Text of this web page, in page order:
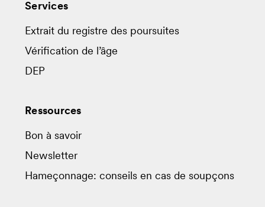
Services
Extrait du registre des poursuites
Vérification de l’âge
DEP
Ressources
Bon à savoir
Newsletter
Hameçonnage: conseils en cas de soupçons